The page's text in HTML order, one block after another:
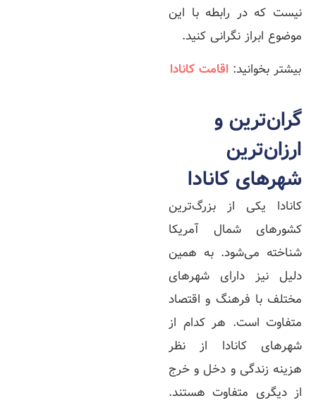
نیست که در رابطه با این
موضوع ابراز نگرانی کنید.
بیشتر بخوانید: اقامت کانادا
گران‌ترین و
ارزان‌ترین
شهرهای کانادا
کانادا یکی از بزرگ‌ترین
کشورهای شمال آمریکا
شناخته می‌شود. به همین
دلیل نیز دارای شهرهای
مختلف با فرهنگ و اقتصاد
متفاوت است. هر کدام از
شهرهای کانادا از نظر
هزینه زندگی و دخل و خرج
از دیگری متفاوت‌ هستند.